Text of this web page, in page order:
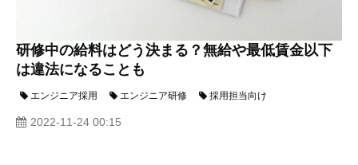
研修中の給料はどう決まる？無給や最低賃金以下
は違法になることも
エンジニア採用 エンジニア研修 採用担当向け
2022-11-24 00:15